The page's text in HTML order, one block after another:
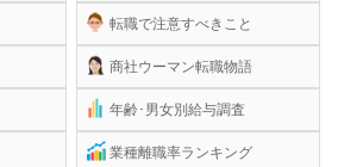
転職で注意すべきこと
商社ウーマン転職物語
年齢･男女別給与調査
業種離職率ランキング